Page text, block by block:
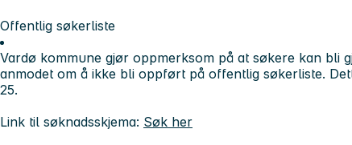
Offentlig søkerliste
Vardø kommune gjør oppmerksom på at søkere kan bli
anmodet om å ikke bli oppført på offentlig søkerliste.
25.
Link til søknadsskjema: Søk her